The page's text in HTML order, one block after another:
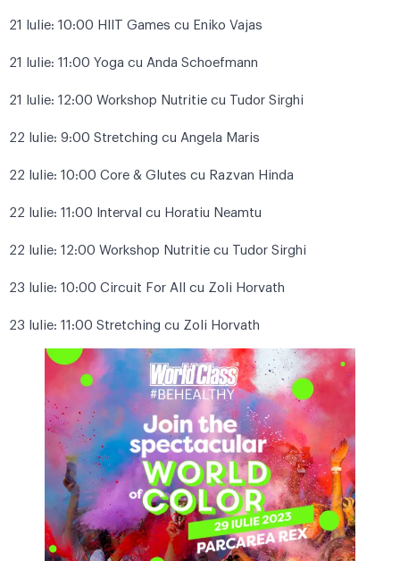
21 Iulie: 10:00 HIIT Games cu Eniko Vajas
21 Iulie: 11:00 Yoga cu Anda Schoefmann
21 Iulie: 12:00 Workshop Nutritie cu Tudor Sirghi
22 Iulie: 9:00 Stretching cu Angela Maris
22 Iulie: 10:00 Core & Glutes cu Razvan Hinda
22 Iulie: 11:00 Interval cu Horatiu Neamtu
22 Iulie: 12:00 Workshop Nutritie cu Tudor Sirghi
23 Iulie: 10:00 Circuit For All cu Zoli Horvath
23 Iulie: 11:00 Stretching cu Zoli Horvath